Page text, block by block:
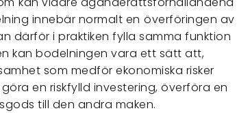
innebär normalt en överföringen av
därför i praktiken fylla samma funktion
kan bodelningen vara ett sätt att,
som medför ekonomiska risker
en riskfylld investering, överföra en
till den andra maken.